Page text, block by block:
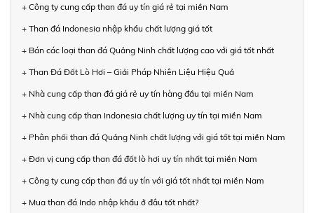
+ Công ty cung cấp than đá uy tín giá rẻ tại miền Nam
+ Than đá Indonesia nhập khẩu chất lượng giá tốt
+ Bán các loại than đá Quảng Ninh chất lượng cao với giá tốt nhất
+ Than Đá Đốt Lò Hơi – Giải Pháp Nhiên Liệu Hiệu Quả
+ Nhà cung cấp than đá giá rẻ uy tín hàng đầu tại miền Nam
+ Nhà cung cấp than Indonesia chất lượng uy tín tại miền Nam
+ Phân phối than đá Quảng Ninh chất lượng với giá tốt tại miền Nam
+ Đơn vị cung cấp than đá đốt lò hơi uy tín nhất tại miền Nam
+ Công ty cung cấp than đá uy tín với giá tốt nhất tại miền Nam
+ Mua than đá Indo nhập khẩu ở đâu tốt nhất?